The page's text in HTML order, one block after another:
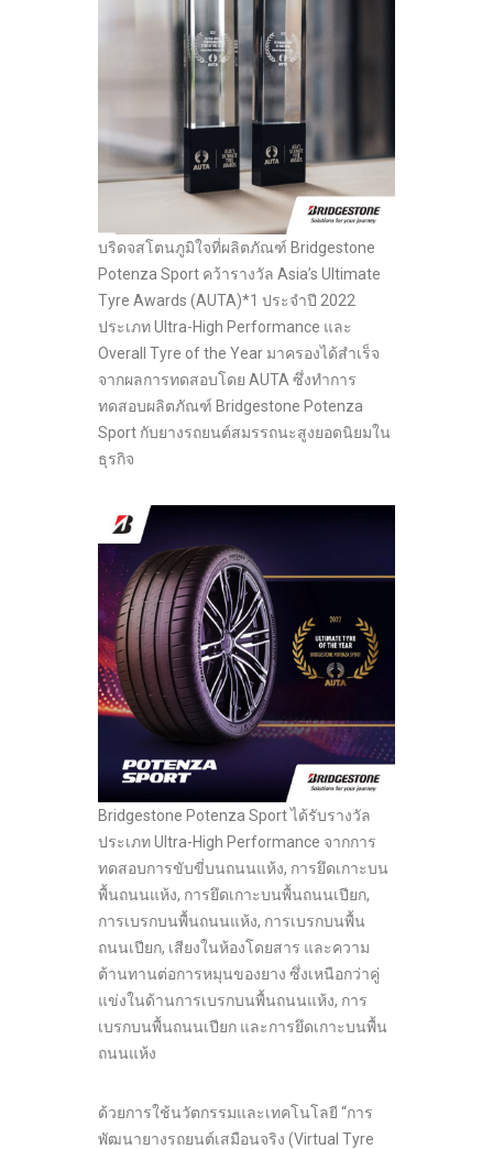
บริดจสโตนภูมิใจที่ผลิตภัณฑ์ Bridgestone
Potenza Sport คว้ารางวัล Asia’s Ultimate
Tyre Awards (AUTA)*1 ประจำปี 2022
ประเภท Ultra-High Performance และ
Overall Tyre of the Year มาครองได้สำเร็จ
จากผลการทดสอบโดย AUTA ซึ่งทำการ
ทดสอบผลิตภัณฑ์ Bridgestone Potenza
Sport กับยางรถยนต์สมรรถนะสูงยอดนิยมใน
ธุรกิจ
Bridgestone Potenza Sport ได้รับรางวัล
ประเภท Ultra-High Performance จากการ
ทดสอบการขับขี่บนถนนแห้ง, การยึดเกาะบน
พื้นถนนแห้ง, การยึดเกาะบนพื้นถนนเปียก,
การเบรกบนพื้นถนนแห้ง, การเบรกบนพื้น
ถนนเปียก, เสียงในห้องโดยสาร และความ
ต้านทานต่อการหมุนของยาง ซึ่งเหนือกว่าคู่
แข่งในด้านการเบรกบนพื้นถนนแห้ง, การ
เบรกบนพื้นถนนเปียก และการยึดเกาะบนพื้น
ถนนแห้ง
ด้วยการใช้นวัตกรรมและเทคโนโลยี “การ
พัฒนายางรถยนต์เสมือนจริง (Virtual Tyre